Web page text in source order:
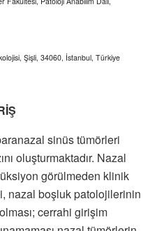
Şişli, 34060, İstanbul, Türkiye
sinüs tümörleri
oluşturmaktadır. Nazal
görülmeden klinik
nazal boşluk patolojilerinin
cerrahi girişim